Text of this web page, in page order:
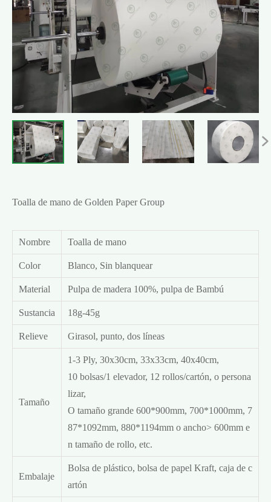

Toalla de mano de Golden Paper Group
Nombre Toalla de mano
Color Blanco, Sin blanquear
Material Pulpa de madera 100%, pulpa de Bambú
Sustancia 18g-45g
Relieve Girasol, punto, dos líneas
Tamaño
1-3 Ply, 30x30cm, 33x33cm, 40x40cm,
10 bolsas/1 elevador, 12 rollos/cartón, o persona
lizar,
O tamaño grande 600*900mm, 700*1000mm, 7
87*1092mm, 880*1194mm o ancho> 600mm e
n tamaño de rollo, etc.
Embalaje
Bolsa de plástico, bolsa de papel Kraft, caja de c
artón